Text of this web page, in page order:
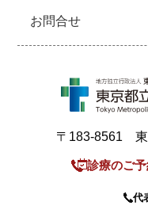
お問合せ
〒183-8561
診療のご
代